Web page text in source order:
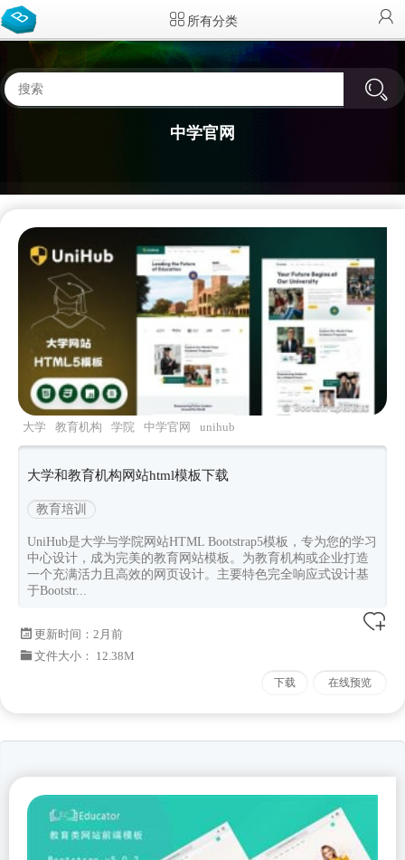
所有分类
中学官网
大学 教育机构 学院 中学官网 unihub
大学和教育机构网站html模板下载
教育培训
UniHub是大学与学院网站HTML Bootstrap5模板，专为您的学习
中心设计，成为完美的教育网站模板。为教育机构或企业打造
一个充满活力且高效的网页设计。主要特色完全响应式设计基
于Bootstr...
更新时间： 2月前
文件大小： 12.38M
下载 在线预览